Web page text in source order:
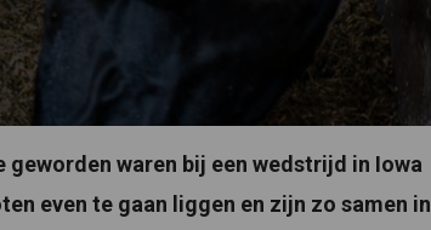
waren bij een wedstrijd in Iowa
even te gaan liggen en zijn zo samen in